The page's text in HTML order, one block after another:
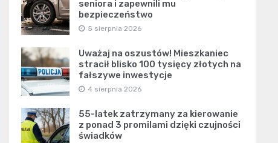
seniora i zapewnili mu
bezpieczeństwo
5 sierpnia 2026
Uważaj na oszustów! Mieszkaniec
stracił blisko 100 tysięcy złotych na
fałszywe inwestycje
4 sierpnia 2026
55-latek zatrzymany za kierowanie
z ponad 3 promilami dzięki czujności
świadków